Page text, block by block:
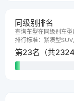
同级别排名
查询车型在同级别车
排行标准：紧凑型
第23名（共2324